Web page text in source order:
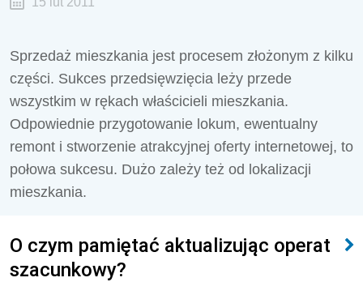
Sprzedaż mieszkania jest procesem złożonym z kilku
części. Sukces przedsięwzięcia leży przede
wszystkim w rękach właścicieli mieszkania.
Odpowiednie przygotowanie lokum, ewentualny
remont i stworzenie atrakcyjnej oferty internetowej, to
połowa sukcesu. Dużo zależy też od lokalizacji
mieszkania.
O czym pamiętać aktualizując operat
szacunkowy?